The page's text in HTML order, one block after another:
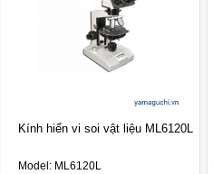
Kính hiển vi soi vật liệu ML6120L
Model: ML6120L